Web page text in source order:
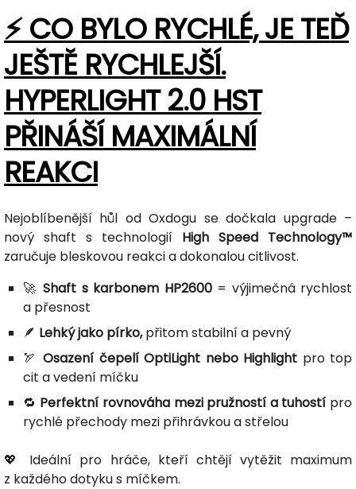
⚡ CO BYLO RYCHLÉ, JE TEĎ
JEŠTĚ RYCHLEJŠÍ.
HYPERLIGHT 2.0 HST
PŘINÁŠÍ MAXIMÁLNÍ
REAKCI
Nejoblíbenější hůl od Oxdogu se dočkala upgrade –
nový shaft s technologií High Speed Technology™
zaručuje bleskovou reakci a dokonalou citlivost.
🚀 Shaft s karbonem HP2600= výjimečná rychlost
a přesnost
🪶 Lehký jako pírko,přitom stabilní a pevný
🏹 Osazení čepelí OptiLight nebo Highlight pro top
cit a vedení míčku
🔁 Perfektní rovnováha mezi pružností a tuhostí pro
rychlé přechody mezi přihrávkou a střelou
💖 Ideální pro hráče, kteří chtějí vytěžit maximum
z každého dotyku s míčkem.